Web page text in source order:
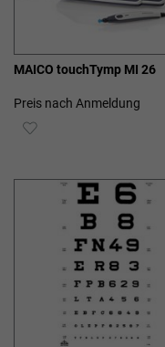
MAICO touchTymp MI 26
Preis nach Anmeldung
ZUR
HINZUFÜGEN